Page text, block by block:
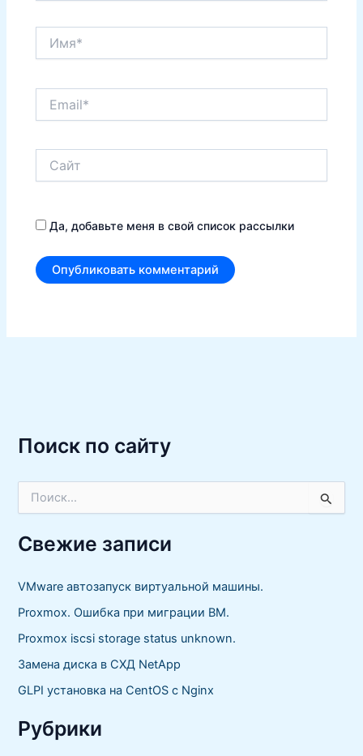
Да, добавьте меня в свой список рассылки
Поиск по сайту
с
к
Свежие записи
VMware автозапуск виртуальной машины.
Proxmox. Ошибка при миграции ВМ.
Proxmox iscsi storage status unknown.
Замена диска в СХД NetApp
GLPI установка на CentOS с Nginx
Рубрики